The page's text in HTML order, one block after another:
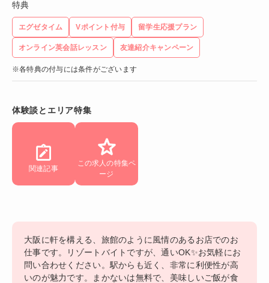
特典
エグゼタイム Vポイント付与 留学生応援プラン
オンライン英会話レッスン 友達紹介キャンペーン
※各特典の付与には条件がございます
体験談とエリア特集
関連記事
この求人の特集ペ
ージ
大阪に軒を構える、旅館のように風情のあるお店でのお
仕事です。リゾートバイトですが、通いOK✨お気軽にお
問い合わせください。駅からも近く、非常に利便性が高
いのが魅力です。まかないは無料で、美味しいご飯が食